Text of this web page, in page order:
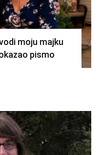
moju majku
pismo